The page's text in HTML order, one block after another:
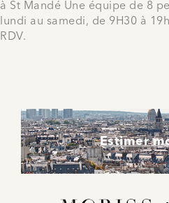
à St Mandé Une équipe de 8
lundi au samedi, de 9H30 à
RDV.
Estimer